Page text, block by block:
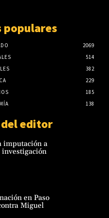
populares
2069
514
382
229
185
138
editor
imputación a
investigación
en Paso
Miguel